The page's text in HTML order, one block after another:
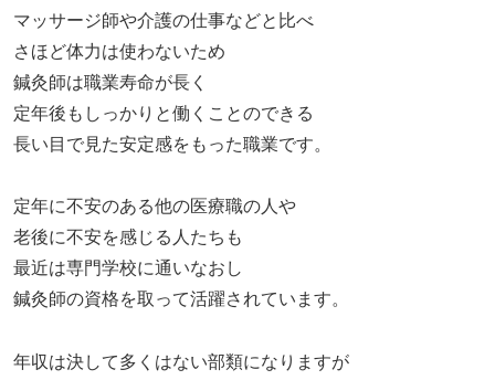
マッサージ師や介護の仕事などと比べ
さほど体力は使わないため
鍼灸師は職業寿命が長く
定年後もしっかりと働くことのできる
長い目で見た安定感をもった職業です。
定年に不安のある他の医療職の人や
老後に不安を感じる人たちも
最近は専門学校に通いなおし
鍼灸師の資格を取って活躍されています。
年収は決して多くはない部類になりますが